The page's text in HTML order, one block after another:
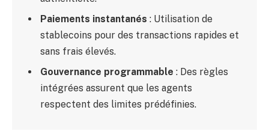
Paiements instantanés : Utilisation de
stablecoins pour des transactions rapides et
sans frais élevés.
Gouvernance programmable : Des règles
intégrées assurent que les agents
respectent des limites prédéfinies.